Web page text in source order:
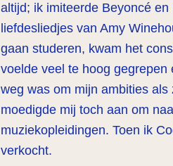
altijd; ik imiteerde Beyoncé
liefdesliedjes van Amy
gaan studeren, kwam het
voelde veel te hoog
weg was om mijn ambities
moedigde mij toch aan om
muziekopleidingen. Toen ik
verkocht.